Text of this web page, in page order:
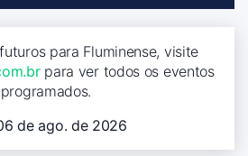
para Fluminense, visite
para ver todos os eventos
programados.
de ago. de 2026